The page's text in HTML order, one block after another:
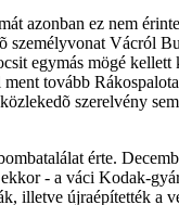
azonban ez nem
Vácról
egymás mögé
tovább
szerelvény
érte.
- a váci Kodak-
illetve újraépítették a